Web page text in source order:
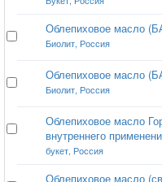
Облепиховое масло
Биолит, Россия
Облепиховое масло
Биолит, Россия
Облепиховое масло
внутреннего
букет, Россия
Облепиховое масло